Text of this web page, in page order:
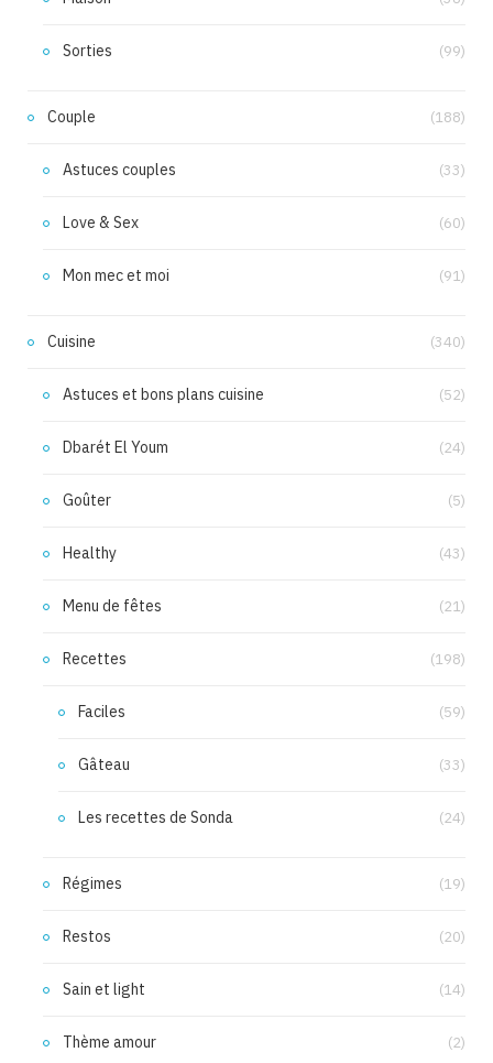
Sorties (99)
Couple (188)
Astuces couples (33)
Love & Sex (60)
Mon mec et moi (91)
Cuisine (340)
Astuces et bons plans cuisine (52)
Dbarét El Youm (24)
Goûter (5)
Healthy (43)
Menu de fêtes (21)
Recettes (198)
Faciles (59)
Gâteau (33)
Les recettes de Sonda (24)
Régimes (19)
Restos (20)
Sain et light (14)
Thème amour (2)